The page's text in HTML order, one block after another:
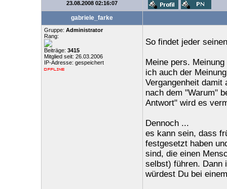
23.08.2008 02:16:07
gabriele_farke
Gruppe: Administrator
Rang:
Beiträge: 3415
Mitglied seit: 26.03.2006
IP-Adresse: gespeichert
So findet jeder
Meine pers.
ich auch der
Vergangenheit
nach dem "Warum"
Antwort" wird es
Dennoch ...
es kann sein, dass
festgesetzt haben
sind, die einen
selbst) führen. Dann
würdest Du bei